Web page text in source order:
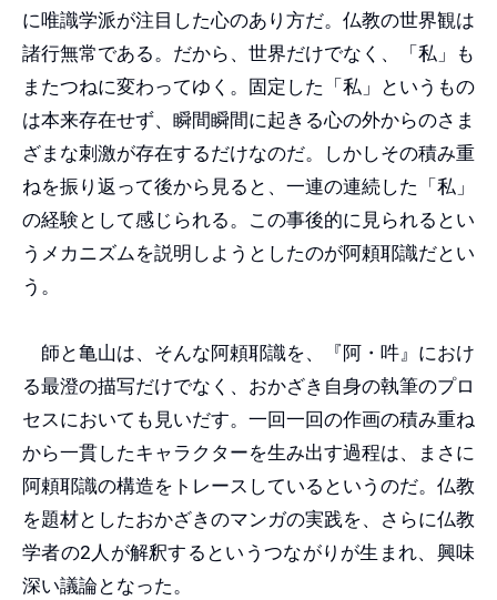
に唯識学派が注目した心のあり方だ。仏教の世界観は
諸行無常である。だから、世界だけでなく、「私」も
またつねに変わってゆく。固定した「私」というもの
は本来存在せず、瞬間瞬間に起きる心の外からのさま
ざまな刺激が存在するだけなのだ。しかしその積み重
ねを振り返って後から見ると、一連の連続した「私」
の経験として感じられる。この事後的に見られるとい
うメカニズムを説明しようとしたのが阿頼耶識だとい
う。
師と亀山は、そんな阿頼耶識を、『阿・吽』におけ
る最澄の描写だけでなく、おかざき自身の執筆のプロ
セスにおいても見いだす。一回一回の作画の積み重ね
から一貫したキャラクターを生み出す過程は、まさに
阿頼耶識の構造をトレースしているというのだ。仏教
を題材としたおかざきのマンガの実践を、さらに仏教
学者の2人が解釈するというつながりが生まれ、興味
深い議論となった。